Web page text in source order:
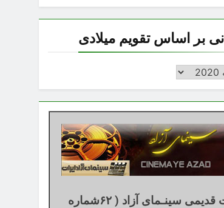
بر اساس تقویم میلادی
سایت قدیمی سینـمای آزاد ( ۶۲شماره